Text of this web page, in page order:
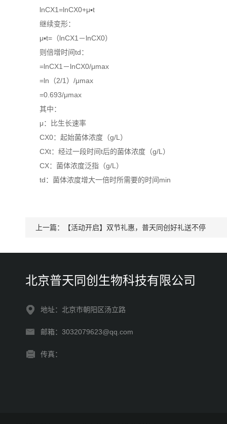
lnCX1=lnCX0+μ▪t
继续变形：
μ▪t=（lnCX1－lnCX0）
则倍增时间td：
=lnCX1－lnCX0/μmax
=ln（2/1）/μmax
=0.693/μmax
其中：
μ：比生长速率
CX0：起始菌体浓度（g/L）
CXt：经过一段时间t后的菌体浓度（g/L）
CX：菌体浓度泛指（g/L）
td：菌体浓度增大一倍时所需要的时间min
上一篇： 【活动开启】双节礼惠，普天同创好礼送不停
北京普天同创生物科技有限公司
地址：北京市朝阳区汤立路
邮箱：3032079623@qq.com
传真：